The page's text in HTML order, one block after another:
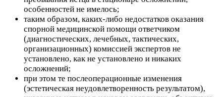
особенностей не имелось;
таким образом, каких-либо недостатков оказания
спорной медицинской помощи ответчиком
(диагностических, лечебных, тактических,
организационных) комиссией экспертов не
установлено, как не установлено и никаких
осложнений;
при этом те послеоперационные изменения
(эстетическая неудовлетворенность результатом),